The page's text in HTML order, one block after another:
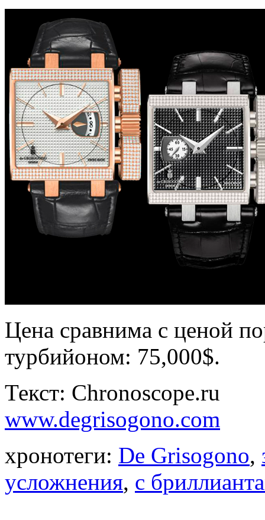
Цена сравнима с ценой
турбийоном: 75,000$.
Текст: Chronoscope.ru
www.degrisogono.com
хронотеги: De Grisogono,
усложнения, с